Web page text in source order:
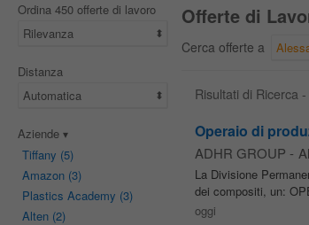
Ordina 450 offerte di lavoro
Rilevanza
Distanza
Automatica
Aziende
Tiffany (5)
Amazon(3)
Plastics Academy (3)
Alten(2)
Offerte di
Cerca offerte a
Risultati di Ricerca
Operaio di
ADHR GROUP -
La Divisione
dei compositi, un:
oggi